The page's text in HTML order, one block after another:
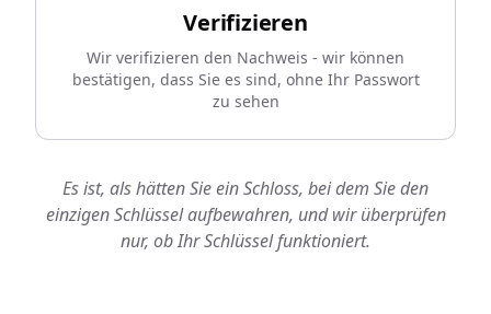
Verifizieren
Wir verifizieren den Nachweis - wir können
bestätigen, dass Sie es sind, ohne Ihr Passwort
zu sehen
Es ist, als hätten Sie ein Schloss, bei dem Sie den
einzigen Schlüssel aufbewahren, und wir überprüfen
nur, ob Ihr Schlüssel funktioniert.